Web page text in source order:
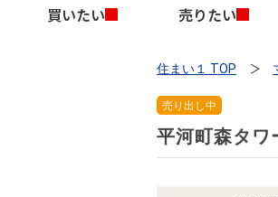
買いたい 売りたい
買いたいTOP
売りたいTOP
店舗案内TOP
会社情報TOP
採用情報TOP
売りたい
住まい１ TOP
売り出し中
平河町森タワ